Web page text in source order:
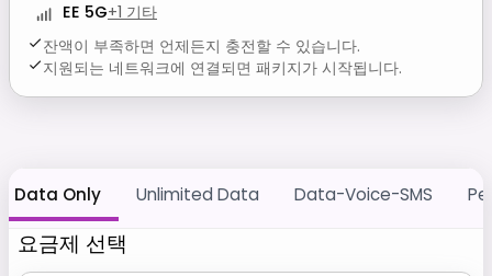
EE 5G+1 기타
잔액이 부족하면 언제든지 충전할 수 있습니다.
지원되는 네트워크에 연결되면 패키지가 시작됩니다.
Data Only Unlimited Data Data-Voice-SMS
요금제 선택